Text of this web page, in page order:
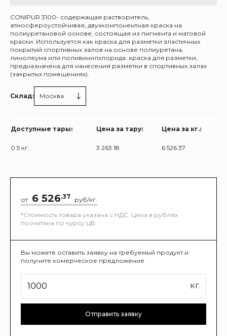
CONIPUR 3100- содержащая растворитель,
атмосфероустойчивая, двухкомпонентная краска на
полиуретановой основе, состоящая из пигмента и матовой
краски. Используется как краска для разметки эластичных
покрытий спортивных залов на основе полиуретана,
линолеума или поливинилхлорида. краска для разметки,
предназначена для нанесения разметки в спортивных залах
(закрытых помещениях).
Склад: Москва
Доступные тары: Цена за тару: Цена за кг.:
0.5 кг. 3 263.18 6 526.37
от 6 526.37
руб/кг.
*Стоимость товара указана с НДС. Цена в рублях
посчитана по курсу ЦБ.
Вы можете оставить заявку на требуемый продукт и
получите комерческое предложение
кг.
Отправить заявку